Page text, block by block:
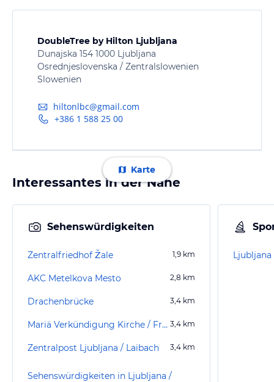
DoubleTree by Hilton Ljubljana
Dunajska 154 1000 Ljubljana
Osrednjeslovenska / Zentralslowenien
Slowenien
hiltonlbc@gmail.com
+386 1 588 25 00
Karte
Interessantes in der Nähe
Sehenswürdigkeiten
Zentralfriedhof Žale 1,9 km
AKC Metelkova Mesto 2,8 km
Drachenbrücke 3,4 km
Mariä Verkündigung Kirche / Franziskanerkirche 3,4 km
Zentralpost Ljubljana / Laibach 3,4 km
Sehenswürdigkeiten in Ljubljana /